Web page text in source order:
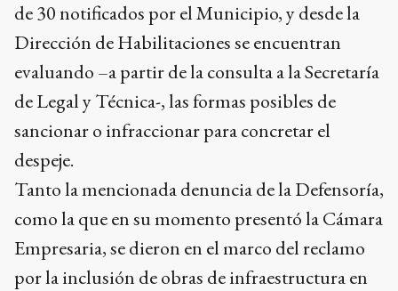
de 30 notificados por el Municipio, y desde la
Dirección de Habilitaciones se encuentran
evaluando –a partir de la consulta a la Secretaría
de Legal y Técnica-, las formas posibles de
sancionar o infraccionar para concretar el
despeje.
Tanto la mencionada denuncia de la Defensoría,
como la que en su momento presentó la Cámara
Empresaria, se dieron en el marco del reclamo
por la inclusión de obras de infraestructura en